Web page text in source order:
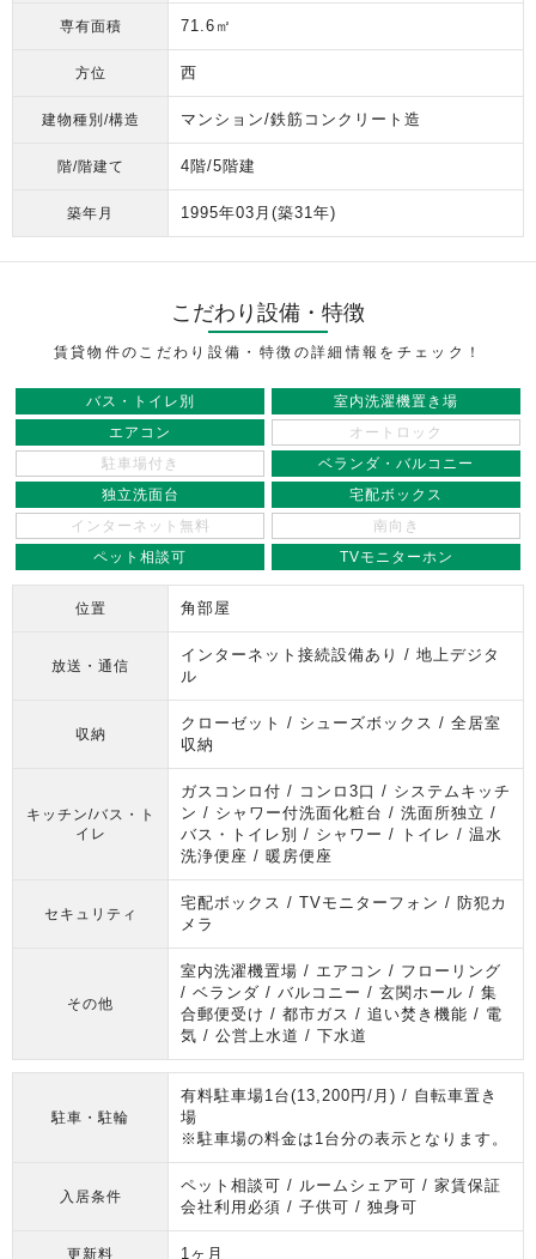
専有面積 71.6㎡
方位 西
建物種別/構造 マンション/鉄筋コンクリート造
階/階建て 4階/5階建
築年月 1995年03月 (築31年)
こだわり設備・特徴
賃貸物件のこだわり設備・特徴の詳細情報をチェック！
バス・トイレ別
室内洗濯機置き場
エアコン
オートロック
駐車場付き
ベランダ・バルコニー
独立洗面台
宅配ボックス
インターネット無料
南向き
ペット相談可
TVモニターホン
位置 角部屋
放送・通信
インターネット接続設備あり / 地上デジタ
ル
収納
クローゼット / シューズボックス / 全居室
収納
キッチン/バス・ト
イレ
ガスコンロ付 / コンロ3口 / システムキッチ
ン / シャワー付洗面化粧台 / 洗面所独立 /
バス・トイレ別 / シャワー / トイレ / 温水
洗浄便座 / 暖房便座
セキュリティ
宅配ボックス / TVモニターフォン / 防犯カ
メラ
その他
室内洗濯機置場 / エアコン / フローリング
/ ベランダ / バルコニー / 玄関ホール / 集
合郵便受け / 都市ガス / 追い焚き機能 / 電
気 / 公営上水道 / 下水道
駐車・駐輪
有料駐車場1台(13,200円/月) / 自転車置き
場
※駐車場の料金は1台分の表示となります。
入居条件
ペット相談可 / ルームシェア可 / 家賃保証
会社利用必須 / 子供可 / 独身可
更新料 1ヶ月